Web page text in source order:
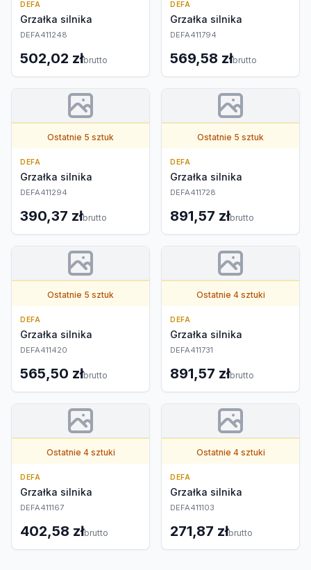
DEFA
Grzałka silnika
DEFA411248
502,02 złbrutto
DEFA
Grzałka silnika
DEFA411794
569,58 złbrutto
Ostatnie 5 sztuk
DEFA
Grzałka silnika
DEFA411294
390,37 złbrutto
Ostatnie 5 sztuk
DEFA
Grzałka silnika
DEFA411728
891,57 złbrutto
Ostatnie 5 sztuk
DEFA
Grzałka silnika
DEFA411420
565,50 złbrutto
Ostatnie 4 sztuki
DEFA
Grzałka silnika
DEFA411731
891,57 złbrutto
Ostatnie 4 sztuki
DEFA
Grzałka silnika
DEFA411167
402,58 złbrutto
Ostatnie 4 sztuki
DEFA
Grzałka silnika
DEFA411103
271,87 złbrutto